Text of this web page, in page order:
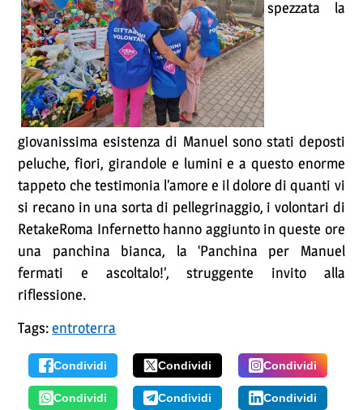
spezzata la
giovanissima esistenza di Manuel sono stati deposti
peluche, fiori, girandole e lumini e a questo enorme
tappeto che testimonia l’amore e il dolore di quanti vi
si recano in una sorta di pellegrinaggio, i volontari di
RetakeRoma Infernetto hanno aggiunto in queste ore
una panchina bianca, la ‘Panchina per Manuel
fermati e ascoltalo!’, struggente invito alla
riflessione.
Tags:entroterra
Condividi Condividi Condividi
Condividi Condividi Condividi